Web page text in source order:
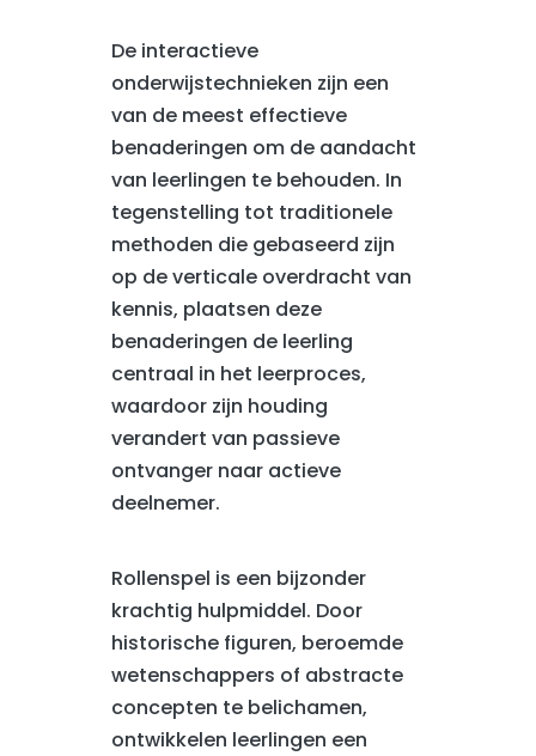
De interactieve
onderwijstechnieken zijn een
van de meest effectieve
benaderingen om de aandacht
van leerlingen te behouden. In
tegenstelling tot traditionele
methoden die gebaseerd zijn
op de verticale overdracht van
kennis, plaatsen deze
benaderingen de leerling
centraal in het leerproces,
waardoor zijn houding
verandert van passieve
ontvanger naar actieve
deelnemer.
Rollenspel is een bijzonder
krachtig hulpmiddel. Door
historische figuren, beroemde
wetenschappers of abstracte
concepten te belichamen,
ontwikkelen leerlingen een